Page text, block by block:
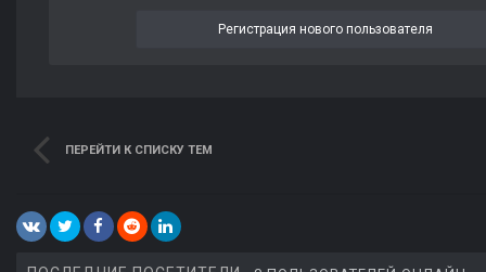
Регистрация нового пользователя
ПЕРЕЙТИ К СПИСКУ ТЕМ